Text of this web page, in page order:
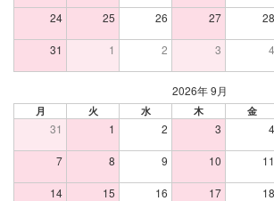
24 25 26 27 28
31 1 2 3 4
2026年 9月
月 火 水 木 金
31 1 2 3 4
7 8 9 10 11
14 15 16 17 18